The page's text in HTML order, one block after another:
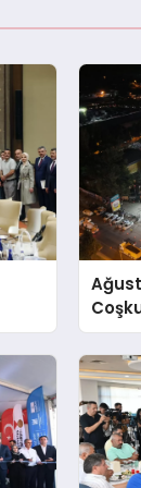
Eypio